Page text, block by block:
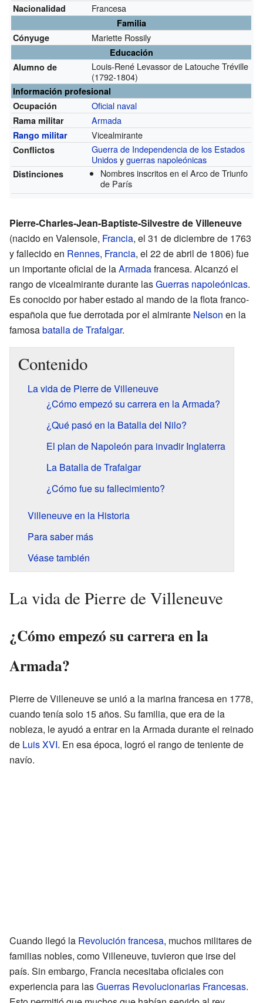
Nacionalidad Francesa
Familia
Cónyuge
Mariette Rossily
Educación
Alumno de
Louis-René Levassor de Latouche Tréville
(1792-1804)
Información profesional
Ocupación
Oficial naval
Rama militar Armada
Rango militar Vicealmirante
Conflictos
Guerra de Independencia de los Estados
Unidosyguerras napoleónicas
Distinciones
Nombres inscritos en el Arco de Triunfo
de París
Pierre-Charles-Jean-Baptiste-Silvestre de Villeneuve
(nacido en Valensole, Francia, el 31 de diciembre de 1763
y fallecido en Rennes, Francia, el 22 de abril de 1806) fue
un importante oficial de laArmadafrancesa. Alcanzó el
rango de vicealmirante durante lasGuerras napoleónicas.
Es conocido por haber estado al mando de la flota franco-
española que fue derrotada por el almirante Nelson en la
famosabatalla de Trafalgar.
Contenido
La vida de Pierre de Villeneuve
¿Cómo empezó su carrera en la Armada?
¿Qué pasó en la Batalla del Nilo?
El plan de Napoleón para invadir Inglaterra
La Batalla de Trafalgar
¿Cómo fue su fallecimiento?
Villeneuve en la Historia
Para saber más
Véase también
La vida de Pierre de Villeneuve
¿Cómo empezó su carrera en la
Armada?
Pierre de Villeneuve se unió a la marina francesa en 1778,
cuando tenía solo 15 años. Su familia, que era de la
nobleza, le ayudó a entrar en la Armada durante el reinado
de Luis XVI. En esa época, logró el rango de teniente de
navío.
Cuando llegó la Revolución francesa, muchos militares de
familias nobles, como Villeneuve, tuvieron que irse del
país. Sin embargo, Francia necesitaba oficiales con
experiencia para lasGuerras Revolucionarias Francesas.